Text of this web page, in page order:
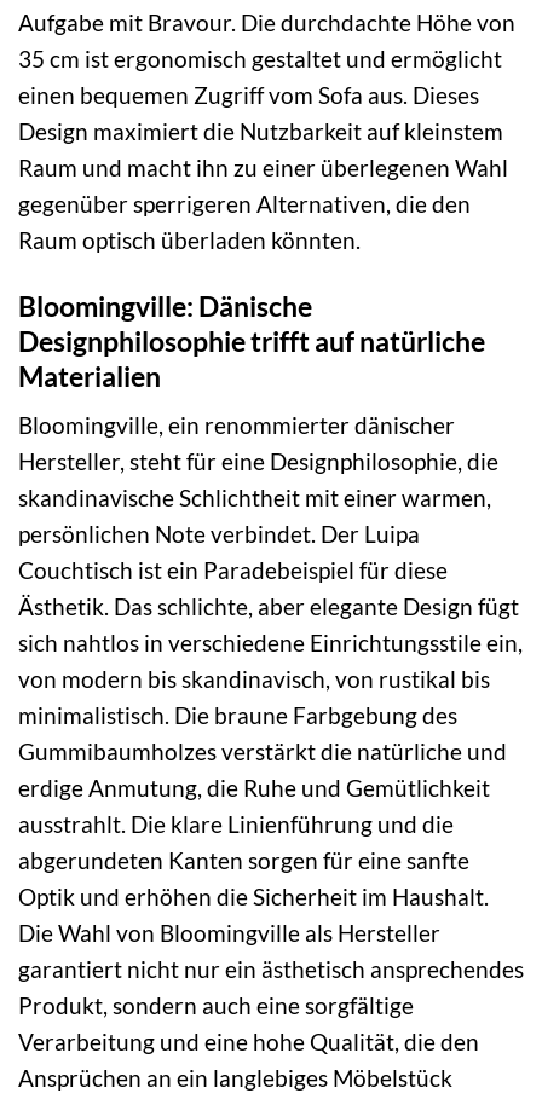
Aufgabe mit Bravour. Die durchdachte Höhe von
35 cm ist ergonomisch gestaltet und ermöglicht
einen bequemen Zugriff vom Sofa aus. Dieses
Design maximiert die Nutzbarkeit auf kleinstem
Raum und macht ihn zu einer überlegenen Wahl
gegenüber sperrigeren Alternativen, die den
Raum optisch überladen könnten.
Bloomingville: Dänische
Designphilosophie trifft auf natürliche
Materialien
Bloomingville, ein renommierter dänischer
Hersteller, steht für eine Designphilosophie, die
skandinavische Schlichtheit mit einer warmen,
persönlichen Note verbindet. Der Luipa
Couchtisch ist ein Paradebeispiel für diese
Ästhetik. Das schlichte, aber elegante Design fügt
sich nahtlos in verschiedene Einrichtungsstile ein,
von modern bis skandinavisch, von rustikal bis
minimalistisch. Die braune Farbgebung des
Gummibaumholzes verstärkt die natürliche und
erdige Anmutung, die Ruhe und Gemütlichkeit
ausstrahlt. Die klare Linienführung und die
abgerundeten Kanten sorgen für eine sanfte
Optik und erhöhen die Sicherheit im Haushalt.
Die Wahl von Bloomingville als Hersteller
garantiert nicht nur ein ästhetisch ansprechendes
Produkt, sondern auch eine sorgfältige
Verarbeitung und eine hohe Qualität, die den
Ansprüchen an ein langlebiges Möbelstück